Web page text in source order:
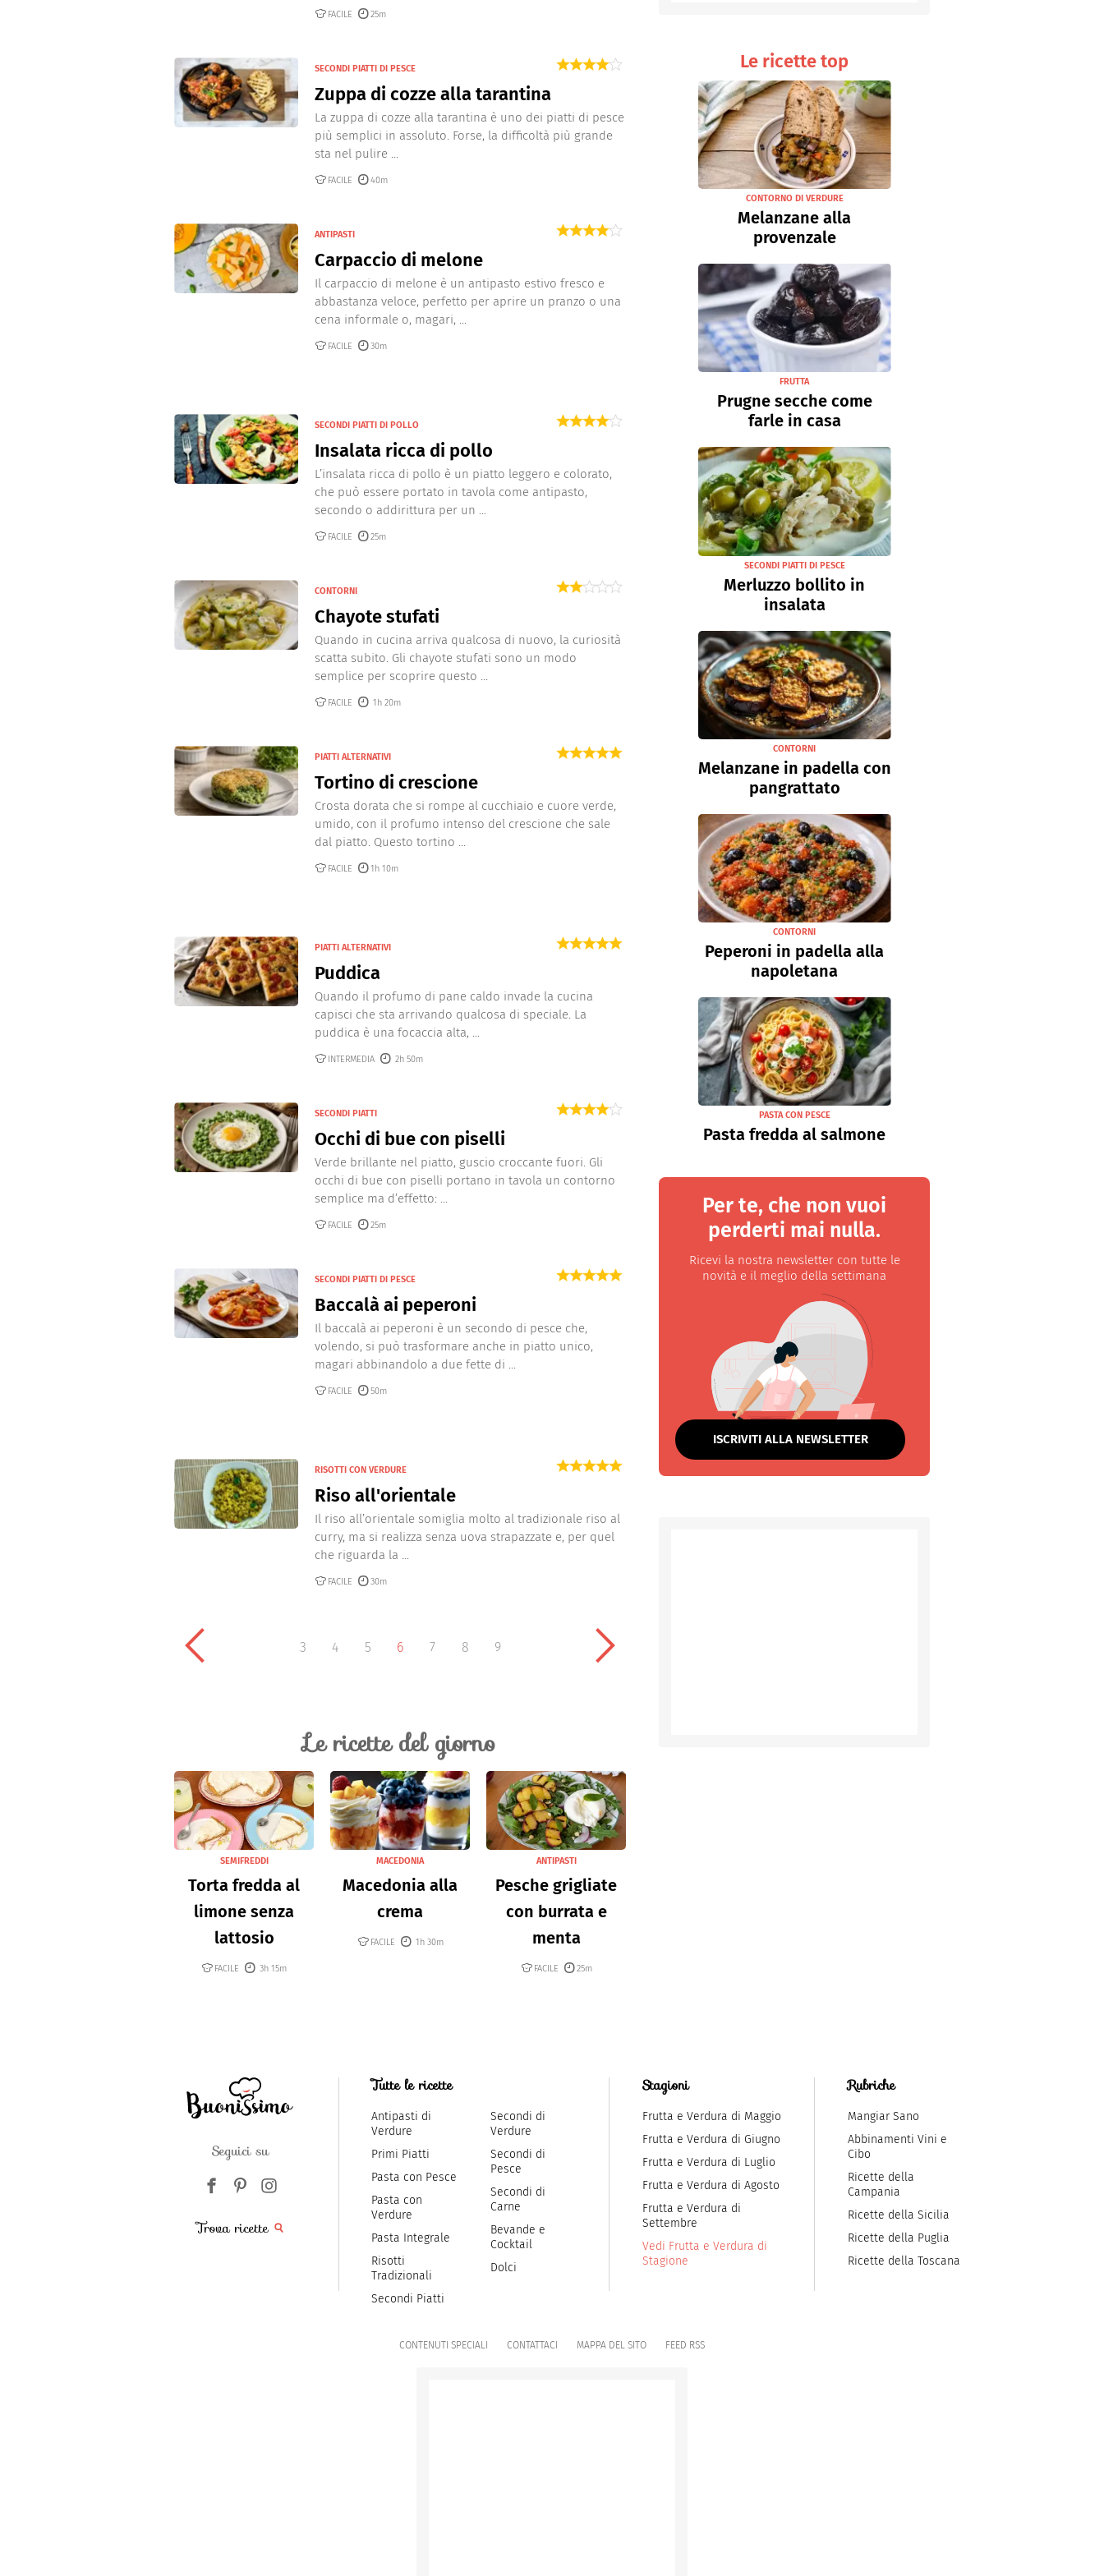
Pasqua
FACILE 25m
SECONDI PIATTI DI PESCE
Zuppa di cozze alla tarantina
La zuppa di cozze alla tarantina è uno dei piatti di pesce
più semplici in assoluto. Forse, la difficoltà più grande
sta nel pulire ...
FACILE 40m
ANTIPASTI
Carpaccio di melone
Il carpaccio di melone è un antipasto estivo fresco e
abbastanza veloce, perfetto per aprire un pranzo o una
cena informale o, magari, ...
FACILE 30m
SECONDI PIATTI DI POLLO
Insalata ricca di pollo
L’insalata ricca di pollo è un piatto leggero e colorato,
che può essere portato in tavola come antipasto,
secondo o addirittura per un ...
FACILE 25m
CONTORNI
Chayote stufati
Quando in cucina arriva qualcosa di nuovo, la curiosità
scatta subito. Gli chayote stufati sono un modo
semplice per scoprire questo ...
FACILE 1h 20m
PIATTI ALTERNATIVI
Tortino di crescione
Crosta dorata che si rompe al cucchiaio e cuore verde,
umido, con il profumo intenso del crescione che sale
dal piatto. Questo tortino ...
FACILE 1h 10m
PIATTI ALTERNATIVI
Puddica
Quando il profumo di pane caldo invade la cucina
capisci che sta arrivando qualcosa di speciale. La
puddica è una focaccia alta, ...
INTERMEDIA 2h 50m
SECONDI PIATTI
Occhi di bue con piselli
Verde brillante nel piatto, guscio croccante fuori. Gli
occhi di bue con piselli portano in tavola un contorno
semplice ma d’effetto: ...
FACILE 25m
SECONDI PIATTI DI PESCE
Baccalà ai peperoni
Il baccalà ai peperoni è un secondo di pesce che,
volendo, si può trasformare anche in piatto unico,
magari abbinandolo a due fette di ...
FACILE 50m
RISOTTI CON VERDURE
Riso all'orientale
Il riso all’orientale somiglia molto al tradizionale riso al
curry, ma si realizza senza uova strapazzate e, per quel
che riguarda la ...
FACILE 30m
3 4 5 6 7 8 9
Le ricette del giorno
SEMIFREDDI
Torta fredda al
limone senza
lattosio
FACILE 3h 15m
MACEDONIA
Macedonia alla
crema
FACILE 1h 30m
ANTIPASTI
Pesche grigliate
con burrata e
menta
FACILE 25m
Le ricette top
CONTORNO DI VERDURE
Melanzane alla
provenzale
FRUTTA
Prugne secche come
farle in casa
SECONDI PIATTI DI PESCE
Merluzzo bollito in
insalata
CONTORNI
Melanzane in padella con
pangrattato
CONTORNI
Peperoni in padella alla
napoletana
PASTA CON PESCE
Pasta fredda al salmone
Per te, che non vuoi
perderti mai nulla.
Ricevi la nostra newsletter con tutte le
novità e il meglio della settimana
ISCRIVITI ALLA NEWSLETTER
Seguici su
Trova ricette
Tutte le ricette
Antipasti di
Verdure
Primi Piatti
Pasta con Pesce
Pasta con
Verdure
Pasta Integrale
Risotti
Tradizionali
Secondi Piatti
Secondi di
Verdure
Secondi di
Pesce
Secondi di
Carne
Bevande e
Cocktail
Dolci
Stagioni
Frutta e Verdura di Maggio
Frutta e Verdura di Giugno
Frutta e Verdura di Luglio
Frutta e Verdura di Agosto
Frutta e Verdura di
Settembre
Vedi Frutta e Verdura di
Stagione
Rubriche
Mangiar Sano
Abbinamenti Vini e
Cibo
Ricette della
Campania
Ricette della Sicilia
Ricette della Puglia
Ricette della Toscana
CONTENUTI SPECIALI CONTATTACI MAPPA DEL SITO FEED RSS